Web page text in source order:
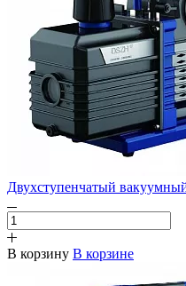
Двухступенчатый
В корзину В корзине